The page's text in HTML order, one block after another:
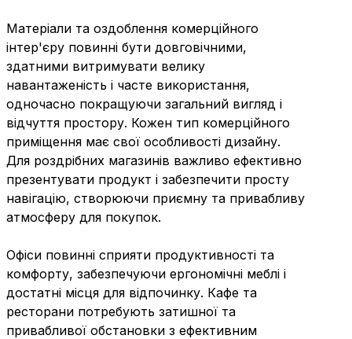
Матеріали та оздоблення комерційного
інтер'єру повинні бути довговічними,
здатними витримувати велику
навантаженість і часте використання,
одночасно покращуючи загальний вигляд і
відчуття простору. Кожен тип комерційного
приміщення має свої особливості дизайну.
Для роздрібних магазинів важливо ефективно
презентувати продукт і забезпечити просту
навігацію, створюючи приємну та привабливу
атмосферу для покупок.
Офіси повинні сприяти продуктивності та
комфорту, забезпечуючи ергономічні меблі і
достатні місця для відпочинку. Кафе та
ресторани потребують затишної та
привабливої обстановки з ефективним